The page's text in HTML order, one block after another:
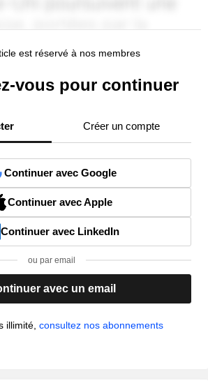
est réservé à nos membres
vous pour continuer
Créer un compte
Continuer avec Google
Continuer avec Apple
Continuer avec LinkedIn
ou par email
avec un email
illimité, consultez nos abonnements